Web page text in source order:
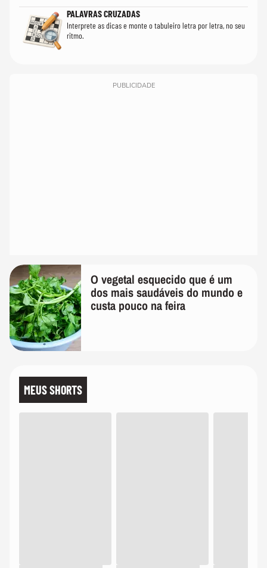
PALAVRAS CRUZADAS
Interprete as dicas e monte o tabuleiro letra por letra, no seu
ritmo.
PUBLICIDADE
O vegetal esquecido que é um
dos mais saudáveis do mundo e
custa pouco na feira
MEUS SHORTS